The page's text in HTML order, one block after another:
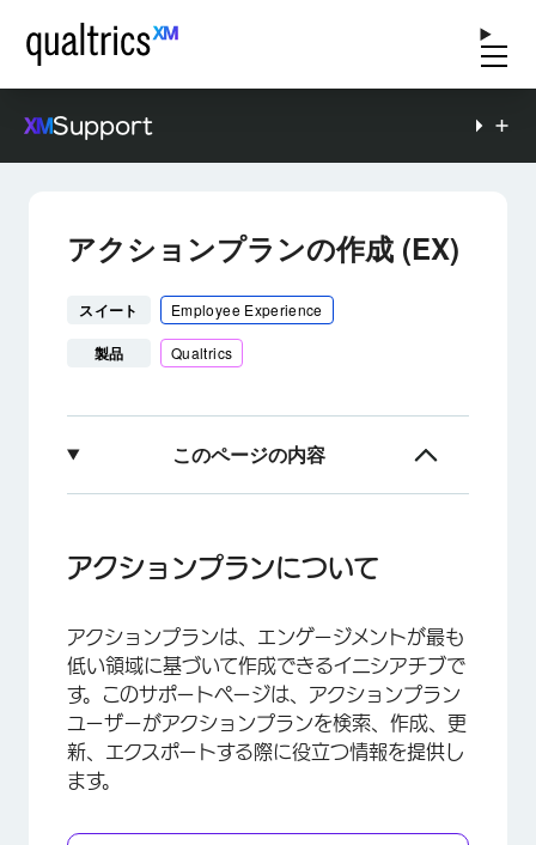
Support
アクションプランの作成 (EX)
スイート Employee Experience
製品 Qualtrics
このページの内容
アクションプランの表示
パーソナライズされたアクション推奨事項
アクションプランのステータスを更新する
フォーカスエリアからのアクションプランの追加
他のウィジェットからアクションプランを追加す
アクションプランについて
アクションプランは、エンゲージメントが最も
低い領域に基づいて作成できるイニシアチブで
す。このサポートページは、アクションプラン
ユーザーがアクションプランを検索、作成、更
新、エクスポートする際に役立つ情報を提供し
ます。